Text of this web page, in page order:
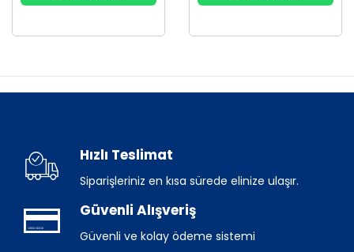
Hızlı Teslimat
Siparişleriniz en kısa sürede elinize ulaşır.
Güvenli Alışveriş
Güvenli ve kolay ödeme sistemi